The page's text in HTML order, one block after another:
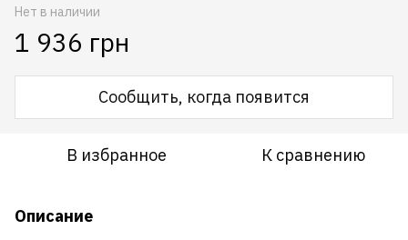
Нет в наличии
1 936 грн
Сообщить, когда появится
В избранное К сравнению
Описание